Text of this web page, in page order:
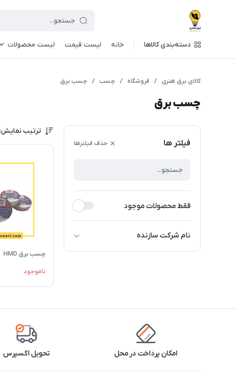
دسته‌بندی کالاها خانه لیست قیمت لیست محصولات
کالای برق هنری / فروشگاه / چسب / چسب برق
چسب برق
فیلتر ها حذف فیلترها
فقط محصولات موجود
نام شرکت سازنده
اچ ام دی HMD
ترتیب نمایش:
چسب برق HMD
ناموجود
امکان پرداخت در محل تحویل اکسپرس